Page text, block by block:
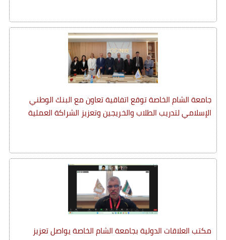
جامعة الشام الخاصة توقع اتفاقية تعاون مع البنك الوطني
الإسلامي لتدريب الطلاب والخريجين وتعزيز الشراكة العملية
مكتب العلاقات الدولية بجامعة الشام الخاصة يواصل تعزيز